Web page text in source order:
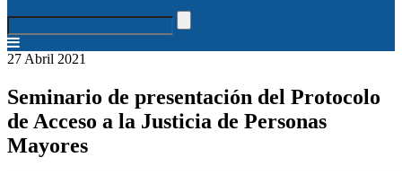
27 Abril 2021
Seminario de presentación del Protocolo
de Acceso a la Justicia de Personas
Mayores